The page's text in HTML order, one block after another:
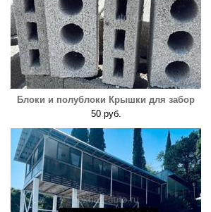
Блоки и полублоки Крышки для забор
50 руб.